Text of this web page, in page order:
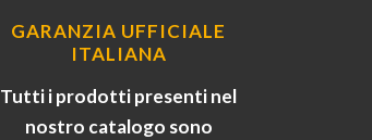
GARANZIA UFFICIALE
ITALIANA
Tutti i prodotti presenti nel
nostro catalogo sono